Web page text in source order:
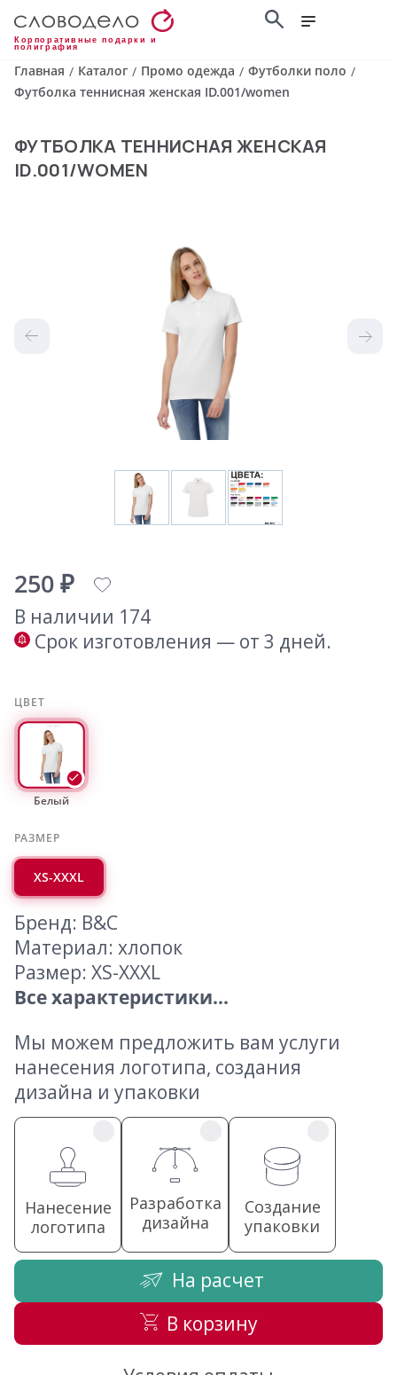
Корпоративные подарки и
полиграфия
Главная / Каталог / Промо одежда / Футболки поло /
Футболка теннисная женская ID.001/women
ФУТБОЛКА ТЕННИСНАЯ ЖЕНСКАЯ
ID.001/WOMEN
250 ₽
В наличии 174
Срок изготовления — от 3 дней.
ЦВЕТ
Белый
РАЗМЕР
XS-XXXL
Бренд: B&C
Материал: хлопок
Размер: XS-XXXL
Все характеристики...
Мы можем предложить вам услуги
нанесения логотипа, создания
дизайна и упаковки
Нанесение
логотипа
Разработка
дизайна
Создание
упаковки
На расчет
В корзину